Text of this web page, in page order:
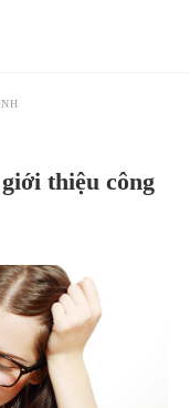
thiệu công